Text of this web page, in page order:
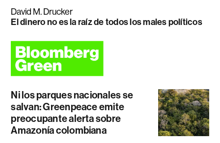
David M. Drucker
El dinero no es la raíz de todos los males políticos
Ni los parques nacionales se
salvan: Greenpeace emite
preocupante alerta sobre
Amazonía colombiana